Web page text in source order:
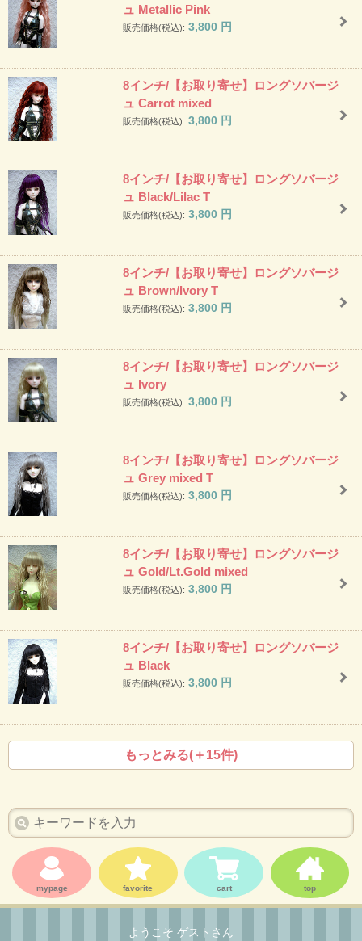
ュ Metallic Pink
販売価格(税込): 3,800 円
8インチ/【お取り寄せ】ロングソバージ
ュ Carrot mixed
販売価格(税込): 3,800 円
8インチ/【お取り寄せ】ロングソバージ
ュ Black/Lilac T
販売価格(税込): 3,800 円
8インチ/【お取り寄せ】ロングソバージ
ュ Brown/Ivory T
販売価格(税込): 3,800 円
8インチ/【お取り寄せ】ロングソバージ
ュ Ivory
販売価格(税込): 3,800 円
8インチ/【お取り寄せ】ロングソバージ
ュ Grey mixed T
販売価格(税込): 3,800 円
8インチ/【お取り寄せ】ロングソバージ
ュ Gold/Lt.Gold mixed
販売価格(税込): 3,800 円
8インチ/【お取り寄せ】ロングソバージ
ュ Black
販売価格(税込): 3,800 円
もっとみる(＋15件)
mypage favorite cart top
ようこそ ゲストさん